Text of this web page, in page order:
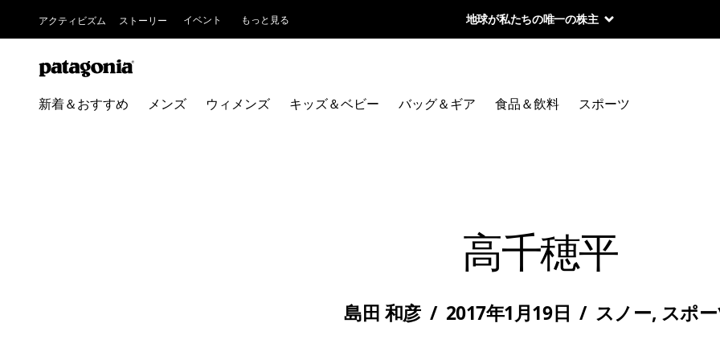
アクティビズム ストーリー イベント もっと見る 地球が私たちの唯一の株主
新着＆おすすめ メンズ ウィメンズ キッズ＆ベビー バッグ＆ギア 食品＆飲料 スポーツ
高千穂平
島田 和彦 / 2017年1月19日 / スノー, スポ